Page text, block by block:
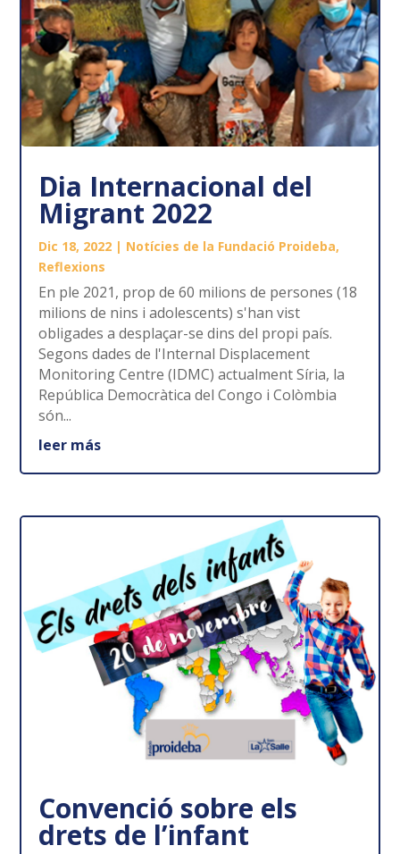
Dia Internacional del
Migrant 2022
Dic 18, 2022 | Notícies de la Fundació Proideba,
Reflexions
En ple 2021, prop de 60 milions de persones (18
milions de nins i adolescents) s'han vist
obligades a desplaçar-se dins del propi país.
Segons dades de l'Internal Displacement
Monitoring Centre (IDMC) actualment Síria, la
República Democràtica del Congo i Colòmbia
són...
leer más
Convenció sobre els
drets de l’infant